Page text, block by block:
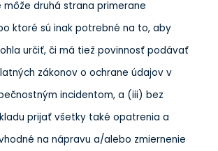
druhá strana primerane
ktoré sú inak potrebné na to, aby
určiť, či má tiež povinnosť podávať
zákonov o ochrane údajov v
incidentom, a (iii) bez
prijať všetky také opatrenia a
na nápravu a/alebo zmiernenie